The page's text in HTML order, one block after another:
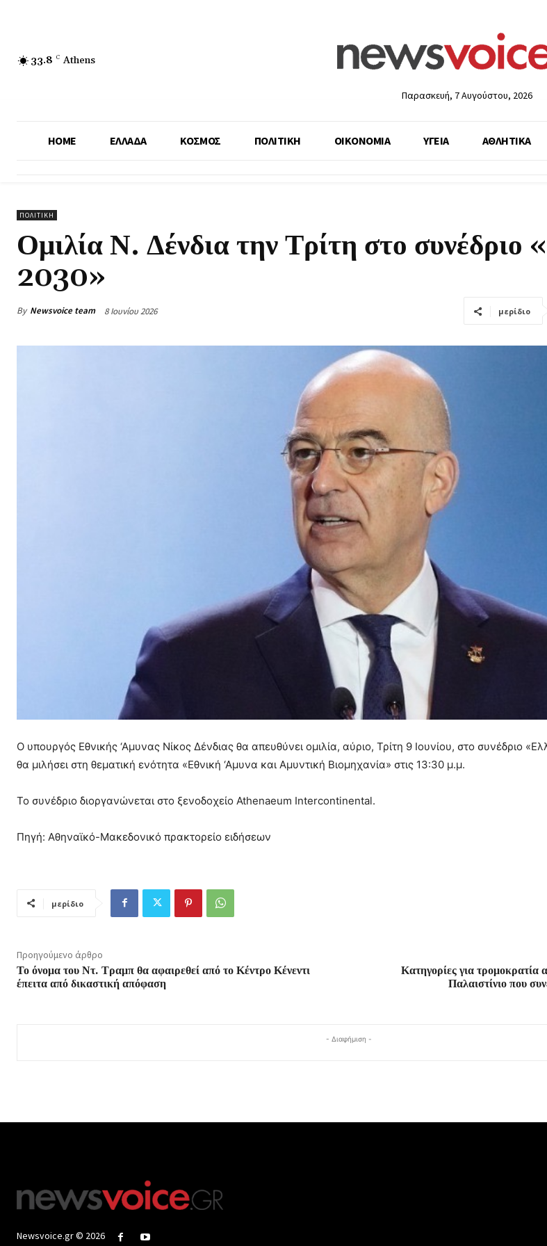
33.8 C Athens
Παρασκευή, 7 Αυγούστου, 2026
HOME ΕΛΛΑΔΑ ΚΟΣΜΟΣ ΠΟΛΙΤΙΚΗ ΟΙΚΟΝΟΜΙΑ ΥΓΕΙΑ ΑΘΛΗΤΙΚΑ
ΠΟΛΙΤΙΚΗ
Ομιλία Ν. Δένδια την Τρίτη στο συνέδριο
2030»
By Newsvoice team 8 Ιουνίου 2026 μερίδιο
Ο υπουργός Εθνικής ‘Αμυνας Νίκος Δένδιας θα απευθύνει ομιλία, αύριο, Τρίτη 9 Ιουνίου, στο συνέδριο
θα μιλήσει στη θεματική ενότητα «Εθνική ‘Αμυνα και Αμυντική Βιομηχανία» στις 13:30 μ.μ.
Το συνέδριο διοργανώνεται στο ξενοδοχείο Athenaeum Intercontinental.
Πηγή: Αθηναϊκό-Μακεδονικό πρακτορείο ειδήσεων
μερίδιο
Προηγούμενο άρθρο
Το όνομα του Ντ. Τραμπ θα αφαιρεθεί από το Κέντρο Κένεντι
έπειτα από δικαστική απόφαση
Κατηγορίες για τρομοκρατία
Παλαιστίνιο που
- Διαφήμιση -
Newsvoice.gr © 2026